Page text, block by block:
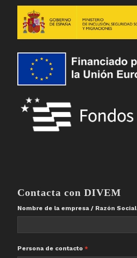
Contacta con DIVEM
Nombre de la empresa / Razón Social
Persona de contacto